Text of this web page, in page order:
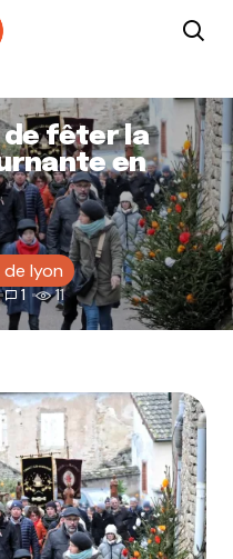
de fêter la
en
lyon
1 11